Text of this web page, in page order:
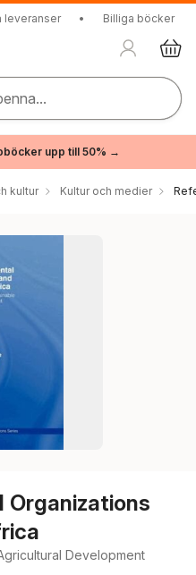
leveranser • Billiga böcker
upp till 50% →
kultur Kultur och medier
Organizations
Development